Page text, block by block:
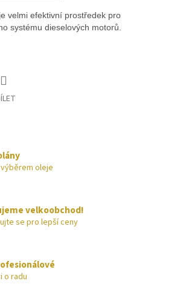
velmi efektivní prostředek pro
systému dieselových motorů.
oleje
velkoobchod!
se pro lepší ceny
o radu